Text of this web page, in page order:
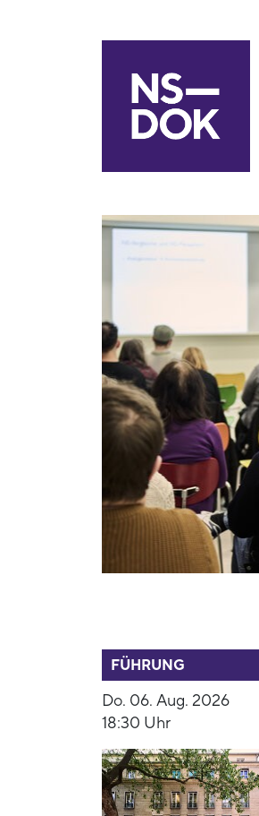
FÜHRUNG
Do. 06. Aug. 2026
18:30 Uhr